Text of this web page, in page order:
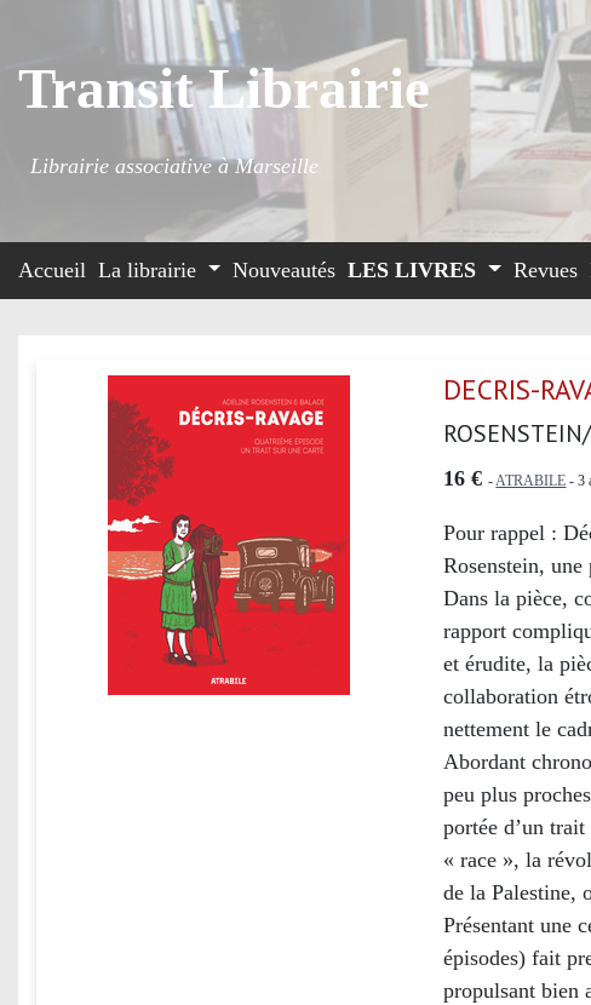
Transit Librairie
Librairie associative à Marseille
Accueil La librairie Nouveautés LES LIVRES Revues
DECRIS-
16 € -ATRABILE - 3
Pour rappel :
Rosenstein,
Dans la pièce,
rapport
et érudite, la
collaboration
nettement le
Abordant
peu plus
portée d’un
« race », la
de la Palestine,
Présentant une
épisodes) fait
propulsant bien